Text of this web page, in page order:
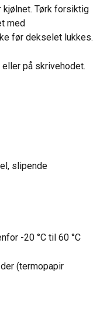
kjølnet. Tørk forsiktig
med
før dekselet lukkes.
på skrivehodet.
slipende
-20 °C til 60 °C
(termopapir